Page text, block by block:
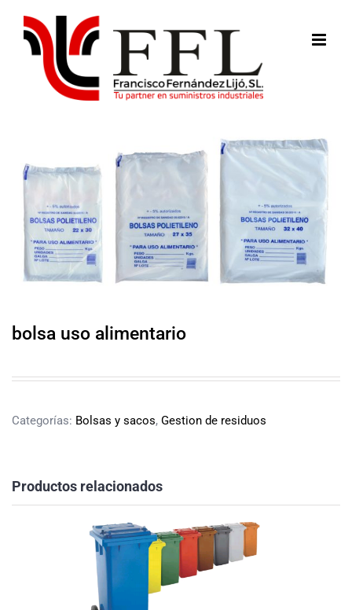
contenido
bolsa uso alimentario
Categorías: Bolsas y sacos, Gestion de residuos
Productos relacionados